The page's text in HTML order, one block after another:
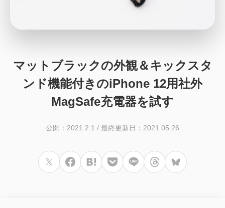
マットブラックの外観＆キックスタ
ンド機能付きのiPhone 12用社外
MagSafe充電器を試す
公開：2021.2.1 / 最終更新日：2021.05.26